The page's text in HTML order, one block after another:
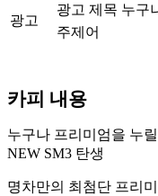
광고
광고 제목 누구
주제어
카피 내용
누구나 프리미엄을 누
NEW SM3 탄생
명차만의 최첨단 프리